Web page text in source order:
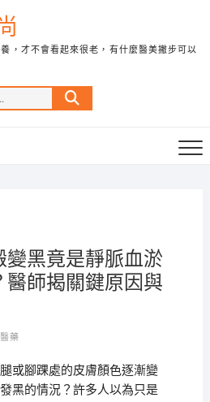
，才不會看起來很老，有什麼醫美撇步可以
Search
…
變黑竟是靜脈血淤
醫師揭關鍵原因與
藥
或腳踝處的皮膚顏色逐漸變
黑的情況？許多人以為只是